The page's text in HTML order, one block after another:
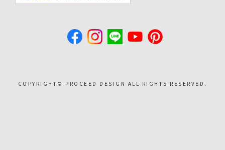
COPYRIGHT©︎ PROCEED DESIGN ALL RIGHTS RESERVED.